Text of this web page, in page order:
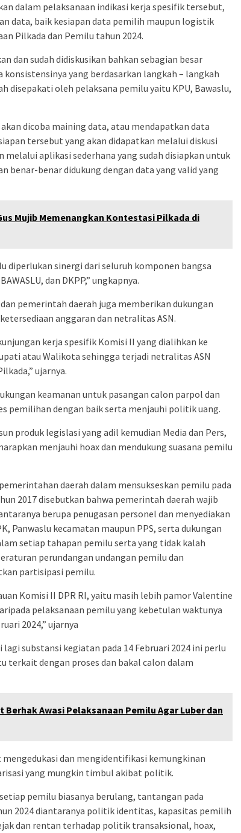
dalam pelaksanaan indikasi kerja spesifik tersebut,
data, baik kesiapan data pemilih maupun logistik
Pilkada dan Pemilu tahun 2024.
dan sudah didiskusikan bahkan sebagian besar
konsistensinya yang berdasarkan langkah – langkah
disepakati oleh pelaksana pemilu yaitu KPU, Bawaslu,
dicoba maining data, atau mendapatkan data
tersebut yang akan didapatkan melalui diskusi
melalui aplikasi sederhana yang sudah disiapkan untuk
benar-benar didukung dengan data yang valid yang
Mujib Memenangkan Kontestasi Pilkada di
diperlukan sinergi dari seluruh komponen bangsa
dan DKPP,” ungkapnya.
pemerintah daerah juga memberikan dukungan
anggaran dan netralitas ASN.
kerja spesifik Komisi II yang dialihkan ke
atau Walikota sehingga terjadi netralitas ASN
ujarnya.
keamanan untuk pasangan calon parpol dan
pemilihan dengan baik serta menjauhi politik uang.
produk legislasi yang adil kemudian Media dan Pers,
menjauhi hoax dan mendukung suasana pemilu
daerah dalam mensukseskan pemilu pada
2017 disebutkan bahwa pemerintah daerah wajib
berupa penugasan personel dan menyediakan
Panwaslu kecamatan maupun PPS, serta dukungan
setiap tahapan pemilu serta yang tidak kalah
perundangan undangan pemilu dan
partisipasi pemilu.
Komisi II DPR RI, yaitu masih lebih pamor Valentine
pelaksanaan pemilu yang kebetulan waktunya
2024,” ujarnya
substansi kegiatan pada 14 Februari 2024 ini perlu
terkait dengan proses dan bakal calon dalam
Berhak Awasi Pelaksanaan Pemilu Agar Luber dan
dan mengidentifikasi kemungkinan
yang mungkin timbul akibat politik.
pemilu biasanya berulang, tantangan pada
2024 diantaranya politik identitas, kapasitas pemilih
dan rentan terhadap politik transaksional, hoax,